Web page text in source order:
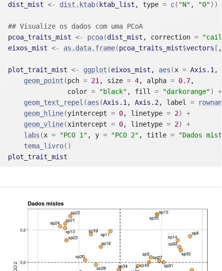
dist_mist <- dist.ktab( ktab_list , type = c( "N" , "O") )
## Visualize os dados com uma PCoA
pcoa_traits_mist <- pcoa(dist_mist , correction =
eixos_mist <- as.data.frame(pcoa_traits_mist$vectors [ ,
plot_trait_mist <- ggplot (eixos_mist , aes (x = Axis.1,
geom_point (pch = 21, size = 4, alpha = 0.7,
               color
= "black" , fill = "darkorange")
+
geom_text_repel (aes (Axis.1, Axis.2, label =
geom_hline(yintercept = 0, linetype = 2)
+
geom_vline(xintercept = 0, linetype = 2)
+
labs (x = "PCO 1" , y = "PCO 2" , title =
"Dados
tema_livro( )
plot_trait_mist